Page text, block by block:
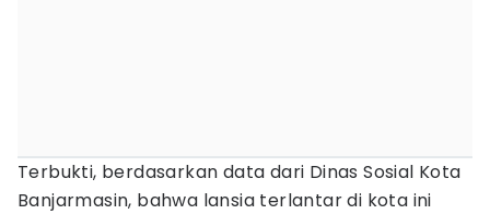
Terbukti, berdasarkan data dari Dinas Sosial Kota
Banjarmasin, bahwa lansia terlantar di kota ini